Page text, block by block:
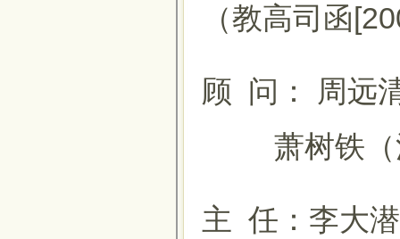
（教高司函
顾 问： 周远
萧树铁（
主 任：李大